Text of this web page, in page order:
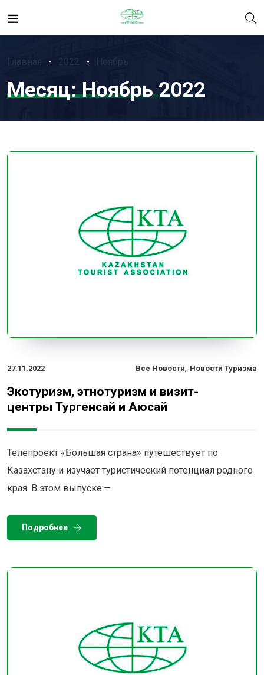
2022
Месяц:Ноябрь 2022
27.11.2022 Все Новости, Новости Туризма
Экотуризм, этнотуризм и визит-
центры Тургенсай и Аюсай
Телепроект «Большая страна» путешествует по
Казахстану и изучает туристический потенциал родного
края. В этом выпуске:—
Подробнее